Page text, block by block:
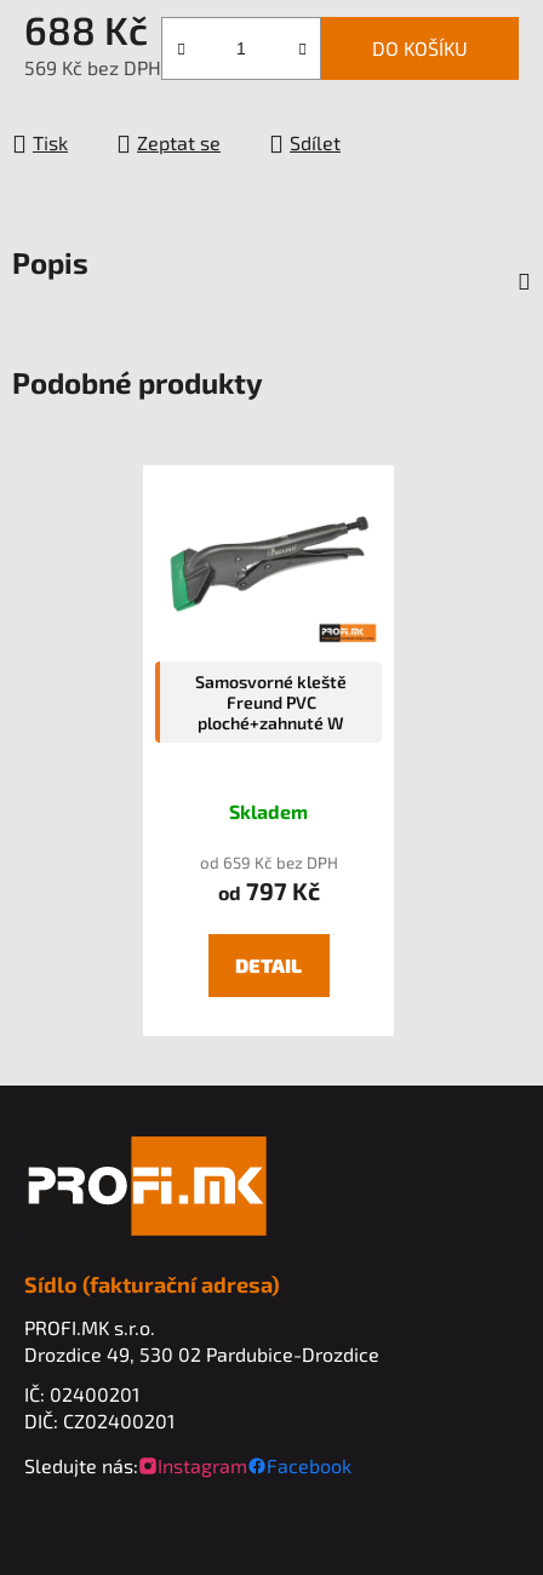
688 Kč
569 Kč bez DPH
DO KOŠÍKU
Tisk Zeptat se Sdílet
Popis
Podobné produkty
Samosvorné kleště
Freund PVC
ploché+zahnuté W
Skladem
od 659 Kč bez DPH
od 797 Kč
DETAIL
Sídlo (fakturační adresa)
PROFI.MK s.r.o.
Drozdice 49, 530 02 Pardubice-Drozdice
IČ: 02400201
DIČ: CZ02400201
Sledujte nás:
Instagram Facebook